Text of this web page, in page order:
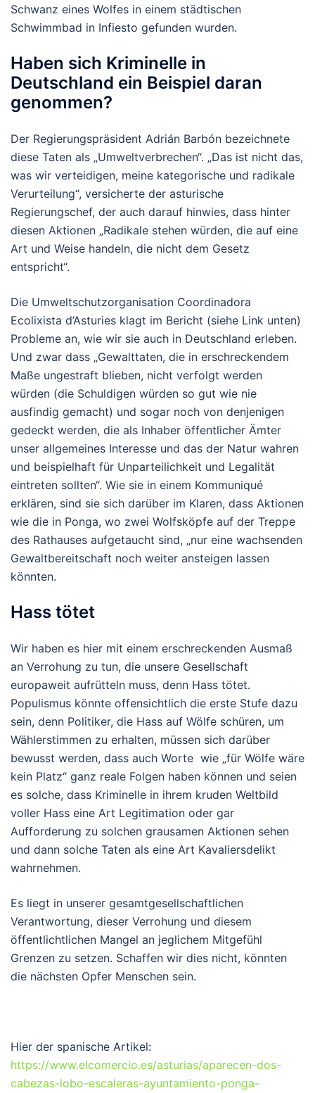
Schwanz eines Wolfes in einem städtischen
Schwimmbad in Infiesto gefunden wurden.
Haben sich Kriminelle in
Deutschland ein Beispiel daran
genommen?
Der Regierungspräsident Adrián Barbón bezeichnete
diese Taten als „Umweltverbrechen“. „Das ist nicht das,
was wir verteidigen, meine kategorische und radikale
Verurteilung“, versicherte der asturische
Regierungschef, der auch darauf hinwies, dass hinter
diesen Aktionen „Radikale stehen würden, die auf eine
Art und Weise handeln, die nicht dem Gesetz
entspricht“.
Die Umweltschutzorganisation Coordinadora
Ecolixista d’Asturies klagt im Bericht (siehe Link unten)
Probleme an, wie wir sie auch in Deutschland erleben.
Und zwar dass „Gewalttaten, die in erschreckendem
Maße ungestraft blieben, nicht verfolgt werden
würden (die Schuldigen würden so gut wie nie
ausfindig gemacht) und sogar noch von denjenigen
gedeckt werden, die als Inhaber öffentlicher Ämter
unser allgemeines Interesse und das der Natur wahren
und beispielhaft für Unparteilichkeit und Legalität
eintreten sollten“. Wie sie in einem Kommuniqué
erklären, sind sie sich darüber im Klaren, dass Aktionen
wie die in Ponga, wo zwei Wolfsköpfe auf der Treppe
des Rathauses aufgetaucht sind, „nur eine wachsenden
Gewaltbereitschaft noch weiter ansteigen lassen
könnten.
Hass tötet
Wir haben es hier mit einem erschreckenden Ausmaß
an Verrohung zu tun, die unsere Gesellschaft
europaweit aufrütteln muss, denn Hass tötet.
Populismus könnte offensichtlich die erste Stufe dazu
sein, denn Politiker, die Hass auf Wölfe schüren, um
Wählerstimmen zu erhalten, müssen sich darüber
bewusst werden, dass auch Worte wie „für Wölfe wäre
kein Platz“ ganz reale Folgen haben können und seien
es solche, dass Kriminelle in ihrem kruden Weltbild
voller Hass eine Art Legitimation oder gar
Aufforderung zu solchen grausamen Aktionen sehen
und dann solche Taten als eine Art Kavaliersdelikt
wahrnehmen.
Es liegt in unserer gesamtgesellschaftlichen
Verantwortung, dieser Verrohung und diesem
öffentlichtlichen Mangel an jeglichem Mitgefühl
Grenzen zu setzen. Schaffen wir dies nicht, könnten
die nächsten Opfer Menschen sein.
Hier der spanische Artikel:
https://www.elcomercio.es/asturias/aparecen-dos-
cabezas-lobo-escaleras-ayuntamiento-ponga-